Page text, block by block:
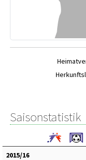
Saisonstatistik
2015/16